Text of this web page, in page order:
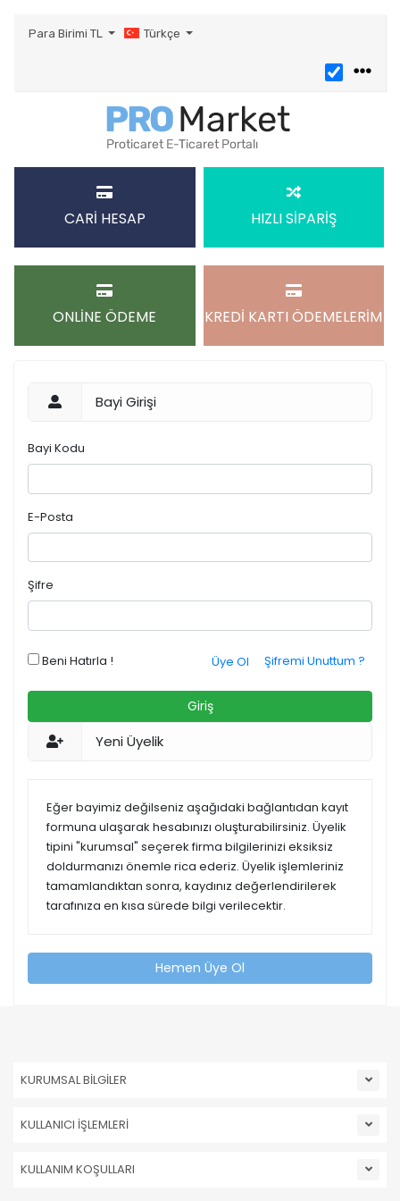
Para Birimi TL Türkçe
CARİ HESAP HIZLI SİPARİŞ
ONLİNE ÖDEME KREDİ KARTI ÖDEMELERİM
Bayi Girişi
Bayi Kodu
E-Posta
Şifre
Beni Hatırla ! Şifremi Unuttum ?
Üye Ol
Giriş
Yeni Üyelik
Eğer bayimiz değilseniz aşağıdaki bağlantıdan kayıt
formuna ulaşarak hesabınızı oluşturabilirsiniz. Üyelik
tipini "kurumsal" seçerek firma bilgilerinizi eksiksiz
doldurmanızı önemle rica ederiz. Üyelik işlemleriniz
tamamlandıktan sonra, kaydınız değerlendirilerek
tarafınıza en kısa sürede bilgi verilecektir.
Hemen Üye Ol
KURUMSAL BİLGİLER
KULLANICI İŞLEMLERİ
KULLANIM KOŞULLARI